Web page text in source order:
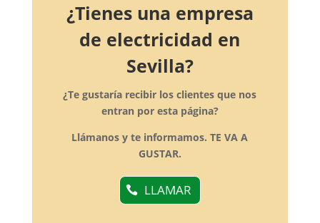
¿Tienes una empresa
de electricidad en
Sevilla?
¿Te gustaría recibir los clientes que nos
entran por esta página?
Llámanos y te informamos. TE VA A
GUSTAR.
LLAMAR